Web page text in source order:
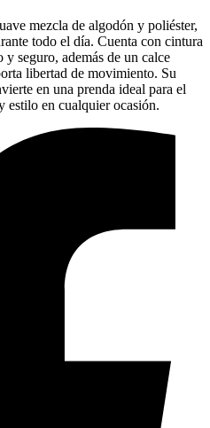
mezcla de algodón y poliéster,
todo el día. Cuenta con cintura
y seguro, además de un calce
libertad de movimiento. Su
en una prenda ideal para el
estilo en cualquier ocasión.